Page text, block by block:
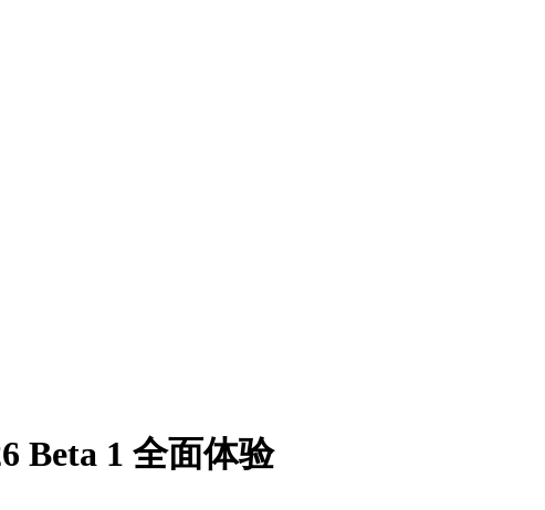
Beta 1 全面体验